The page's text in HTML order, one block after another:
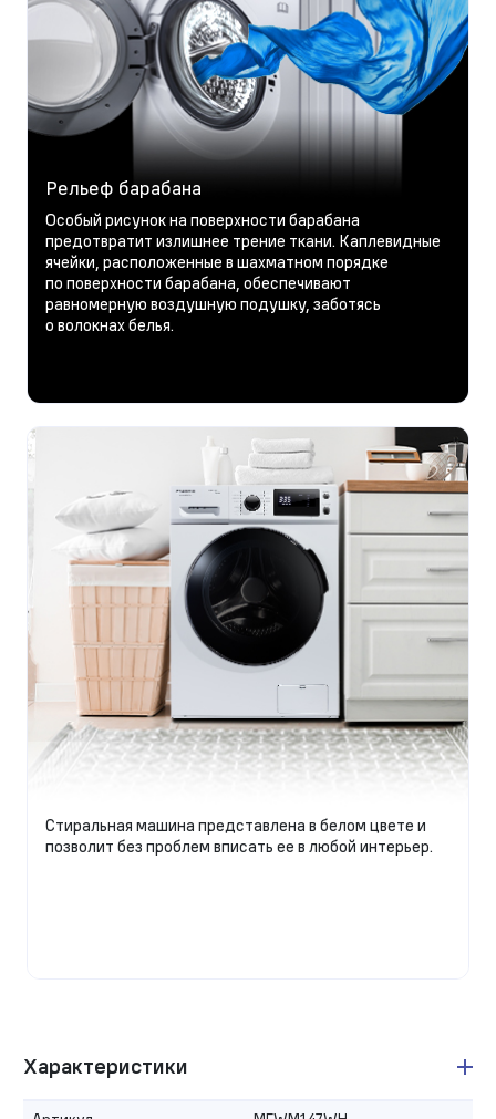
Рельеф барабана
Особый рисунок на поверхности барабана
предотвратит излишнее трение ткани. Каплевидные
ячейки, расположенные в шахматном порядке
по поверхности барабана, обеспечивают
равномерную воздушную подушку, заботясь
о волокнах белья.
Стиральная машина представлена в белом цвете и
позволит без проблем вписать ее в любой интерьер.
Характеристики